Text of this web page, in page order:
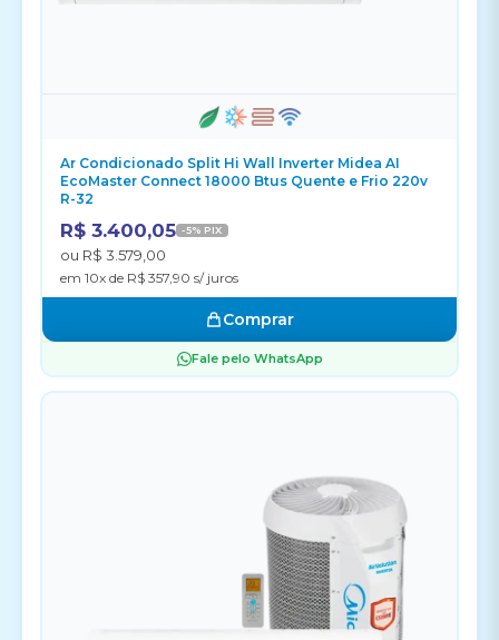
Ar Condicionado Split Hi Wall Inverter Midea AI
EcoMaster Connect 18000 Btus Quente e Frio 220v
R-32
R$ 3.400,05 -5% PIX
ou R$ 3.579,00
em 10x de R$ 357,90 s/ juros
Comprar
Fale pelo WhatsApp